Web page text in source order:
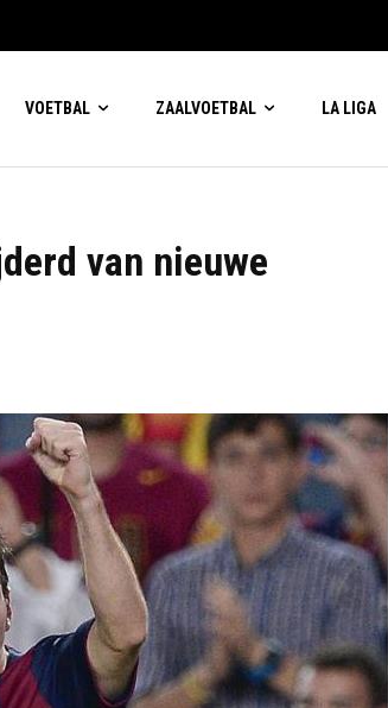
VOETBAL ZAALVOETBAL LA LIGA
van nieuwe